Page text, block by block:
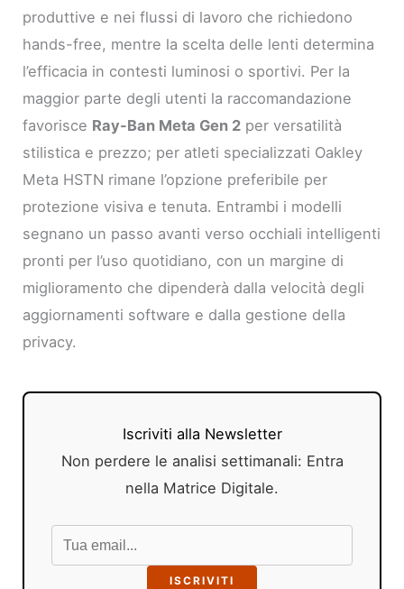
produttive e nei flussi di lavoro che richiedono
hands-free, mentre la scelta delle lenti determina
l’efficacia in contesti luminosi o sportivi. Per la
maggior parte degli utenti la raccomandazione
favorisce Ray-Ban Meta Gen 2 per versatilità
stilistica e prezzo; per atleti specializzati Oakley
Meta HSTN rimane l’opzione preferibile per
protezione visiva e tenuta. Entrambi i modelli
segnano un passo avanti verso occhiali intelligenti
pronti per l’uso quotidiano, con un margine di
miglioramento che dipenderà dalla velocità degli
aggiornamenti software e dalla gestione della
privacy.
Iscriviti alla Newsletter
Non perdere le analisi settimanali: Entra
nella Matrice Digitale.
ISCRIVITI